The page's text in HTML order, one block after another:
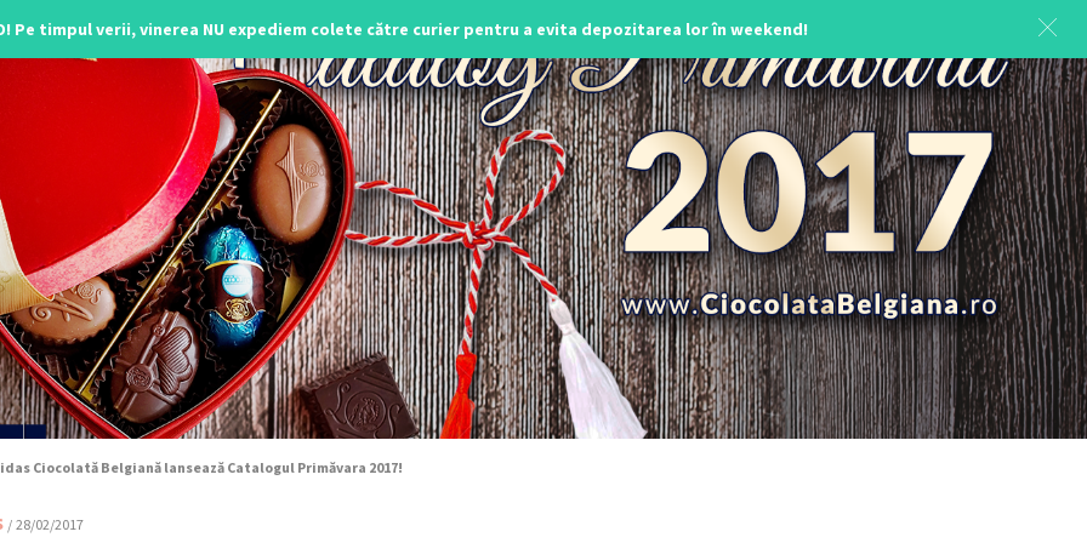
Pe timpul verii, vinerea NU expediem colete către curier pentru a evita depozitarea lor în weekend!
Ciocolată Belgiană lansează Catalogul Primăvara 2017!
/ 28/02/2017